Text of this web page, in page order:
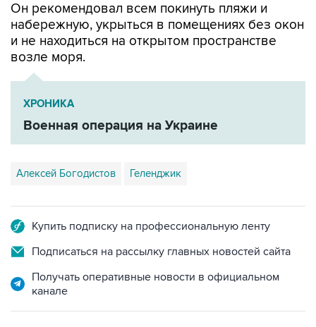
Он рекомендовал всем покинуть пляжи и
набережную, укрыться в помещениях без окон
и не находиться на открытом пространстве
возле моря.
ХРОНИКА
Военная операция на Украине
Алексей Богодистов Геленджик
Купить подписку на профессиональную ленту
Подписаться на рассылку главных новостей сайта
Получать оперативные новости в официальном
канале